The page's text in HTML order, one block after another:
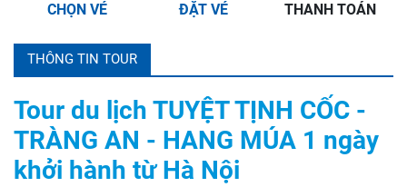
CHỌN VÉ ĐẶT VÉ THANH TOÁN
THÔNG TIN TOUR
Tour du lịch TUYỆT TỊNH CỐC -
TRÀNG AN - HANG MÚA 1 ngày
khởi hành từ Hà Nội